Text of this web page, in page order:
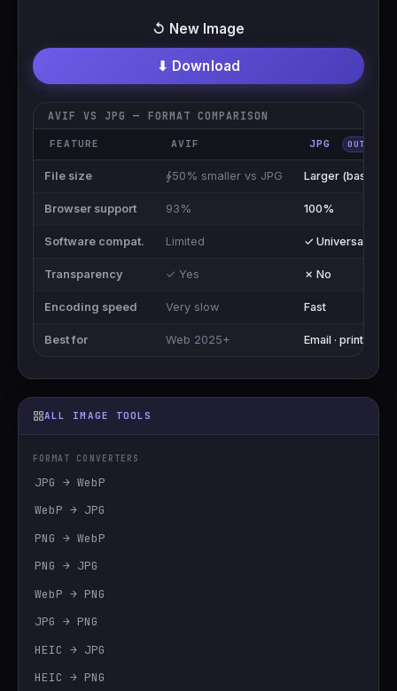
⬇ Download
↺ New Image
AVIF VS JPG — FORMAT COMPARISON
FEATURE AVIF JPG OUTPUT
File size ∳50% smaller vs JPG Larger (baseline)
Browser support 93% 100%
Software compat. Limited ✓ Universal
Transparency ✓ Yes ✗ No
Encoding speed Very slow Fast
Best for Web 2025+ Email · print ·
ALL IMAGE TOOLS
FORMAT CONVERTERS
JPG → WebP
WebP → JPG
PNG → WebP
PNG → JPG
WebP → PNG
JPG → PNG
HEIC → JPG
HEIC → PNG